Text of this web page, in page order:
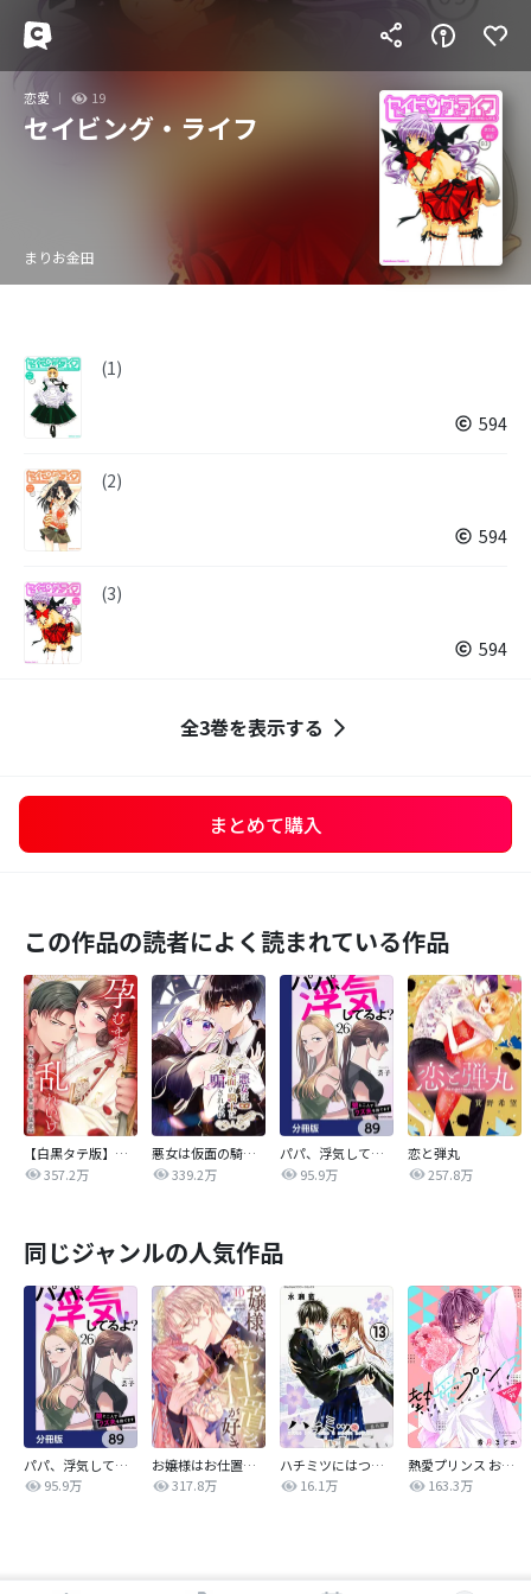
恋愛 19
セイビング・ライフ
まりお金田
(1)
594
(2)
594
(3)
594
全3巻を表示する
まとめて購入
この作品の読者によく読まれている作品
【白黒タテ版】孕むまで乱れいけ～身代わり花嫁と軍服の猛愛
357.2万
悪女は仮面の騎士に騙されない
339.2万
パパ、浮気してるよ？娘と二人でクズ夫を捨てます【分冊版】
95.9万
恋と弾丸
257.8万
同じジャンルの人気作品
パパ、浮気してるよ？娘と二人でクズ夫を捨てます【分冊版】
95.9万
お嬢様はお仕置きが好き
317.8万
ハチミツにはつこい
16.1万
熱愛プリンス お兄ちゃんはキミが好き
163.3万